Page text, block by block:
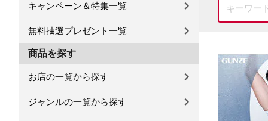
キャンペーン＆特集一覧
無料抽選プレゼント一覧
商品を探す
お店の一覧から探す
ジャンルの一覧から探す